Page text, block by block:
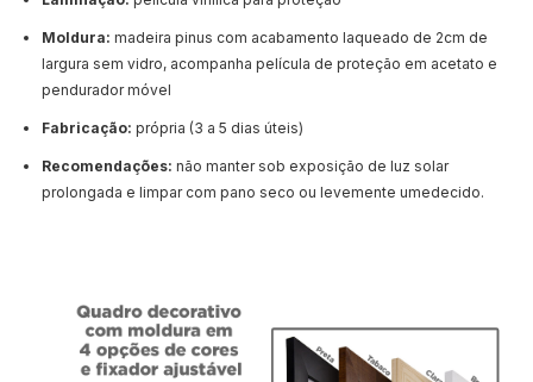
Moldura: madeira pinus com acabamento laqueado de 2cm de
largura sem vidro, acompanha película de proteção em acetato e
pendurador móvel
Fabricação: própria (3 a 5 dias úteis)
Recomendações: não manter sob exposição de luz solar
prolongada e limpar com pano seco ou levemente umedecido.